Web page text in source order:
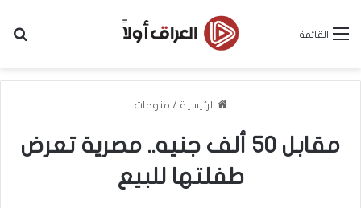
القائمة
الرئيسية / منوعات
مقابل 50 ألف جنيه.. مصرية تعرض
طفلتها للبيع